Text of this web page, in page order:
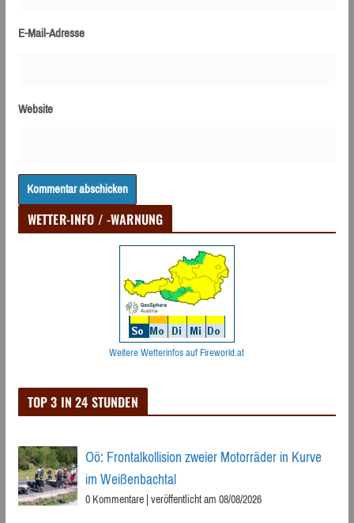
E-Mail-Adresse
Website
WETTER-INFO / -WARNUNG
Weitere Wetterinfos auf Fireworld.at
TOP 3 IN 24 STUNDEN
Oö: Frontalkollision zweier Motorräder in Kurve
im Weißenbachtal
0 Kommentare|veröffentlicht am 08/08/2026